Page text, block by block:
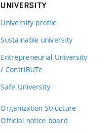
UNIVERSITY
University profile
Sustainable university
Entrepreneurial University
/ ContriBUTe
Safe University
Organization Structure
Official notice board